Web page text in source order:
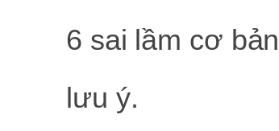
6 sai lầm cơ
lưu ý.